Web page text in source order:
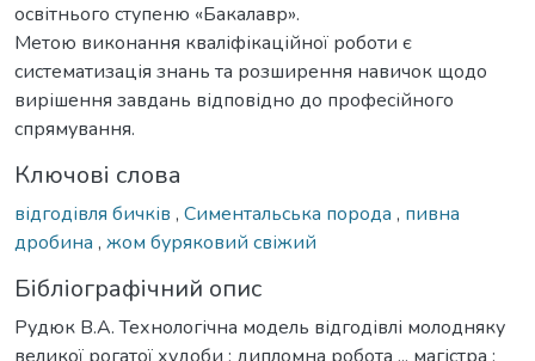
освітнього ступеню «Бакалавр».
Метою виконання кваліфікаційної роботи є
систематизація знань та розширення навичок щодо
вирішення завдань відповідно до професійного
спрямування.
Ключові слова
відгодівля бичків , Симентальська порода , пивна
дробина , жом буряковий свіжий
Бібліографічний опис
Рудюк В.А. Технологічна модель відгодівлі молодняку